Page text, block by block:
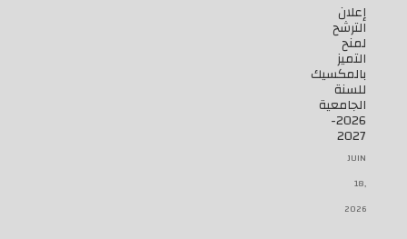
إعلان
الترشح
لمنح
التميز
بالمكسيك
للسنة
الجامعية
2026-
2027
JUIN
18,
2026